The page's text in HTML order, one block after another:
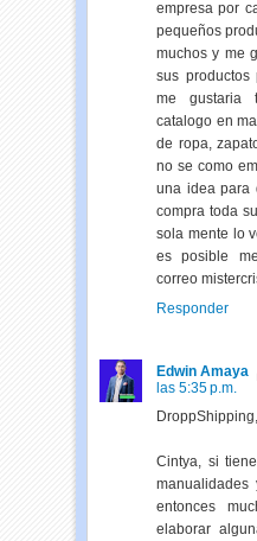
empresa por
pequeños
muchos y me
sus
me gustaria
catalogo en
de ropa,
no se como
una idea para
compra toda
sola mente lo
es posible
correo
Responder
Edwin Amaya
las 5:35 p.m.
Cintya, si
manualidades
entonces
elaborar